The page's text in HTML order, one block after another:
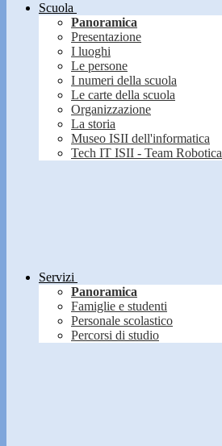
Scuola
Panoramica
Presentazione
I luoghi
Le persone
I numeri della scuola
Le carte della scuola
Organizzazione
La storia
Museo ISII dell'informatica
Tech IT ISII - Team Robotica
Servizi
Panoramica
Famiglie e studenti
Personale scolastico
Percorsi di studio